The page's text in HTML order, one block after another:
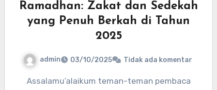
Ramadhan: Zakat dan Sedekah
yang Penuh Berkah di Tahun
2025
admin 03/10/2025 Tidak ada komentar
Assalamu’alaikum teman-teman pembaca